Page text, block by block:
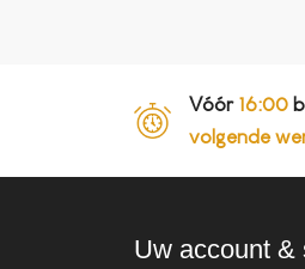
Vóór 16:00
volgende
Uw account &